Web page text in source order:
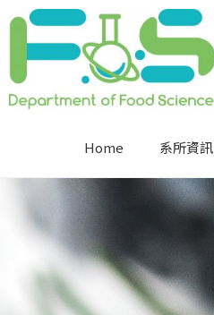
Home 系所資訊